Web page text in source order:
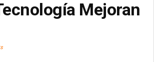
Mejoran